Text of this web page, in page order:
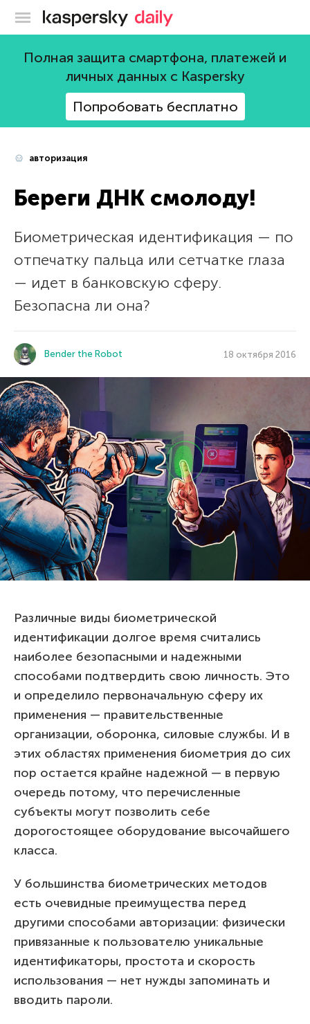
Блог Касперского
Полная защита смартфона, платежей и
личных данных с Kaspersky
Попробовать бесплатно
авторизация
Береги ДНК смолоду!
Биометрическая идентификация — по
отпечатку пальца или сетчатке глаза
— идет в банковскую сферу.
Безопасна ли она?
Bender the Robot 18 октября 2016
Различные виды биометрической
идентификации долгое время считались
наиболее безопасными и надежными
способами подтвердить свою личность. Это
и определило первоначальную сферу их
применения — правительственные
организации, оборонка, силовые службы. И в
этих областях применения биометрия до сих
пор остается крайне надежной — в первую
очередь потому, что перечисленные
субъекты могут позволить себе
дорогостоящее оборудование высочайшего
класса.
У большинства биометрических методов
есть очевидные преимущества перед
другими способами авторизации: физически
привязанные к пользователю уникальные
идентификаторы, простота и скорость
использования — нет нужды запоминать и
вводить пароли.